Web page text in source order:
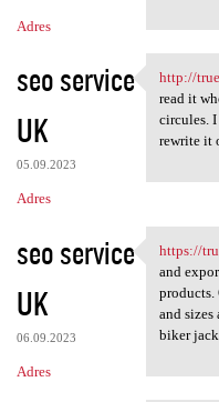
Adres
seo service
UK
05.09.2023
Adres
http://
http://
read it
circules.
rewrite it
seo service
UK
06.09.2023
Adres
https://
https://
and
products.
and sizes
biker